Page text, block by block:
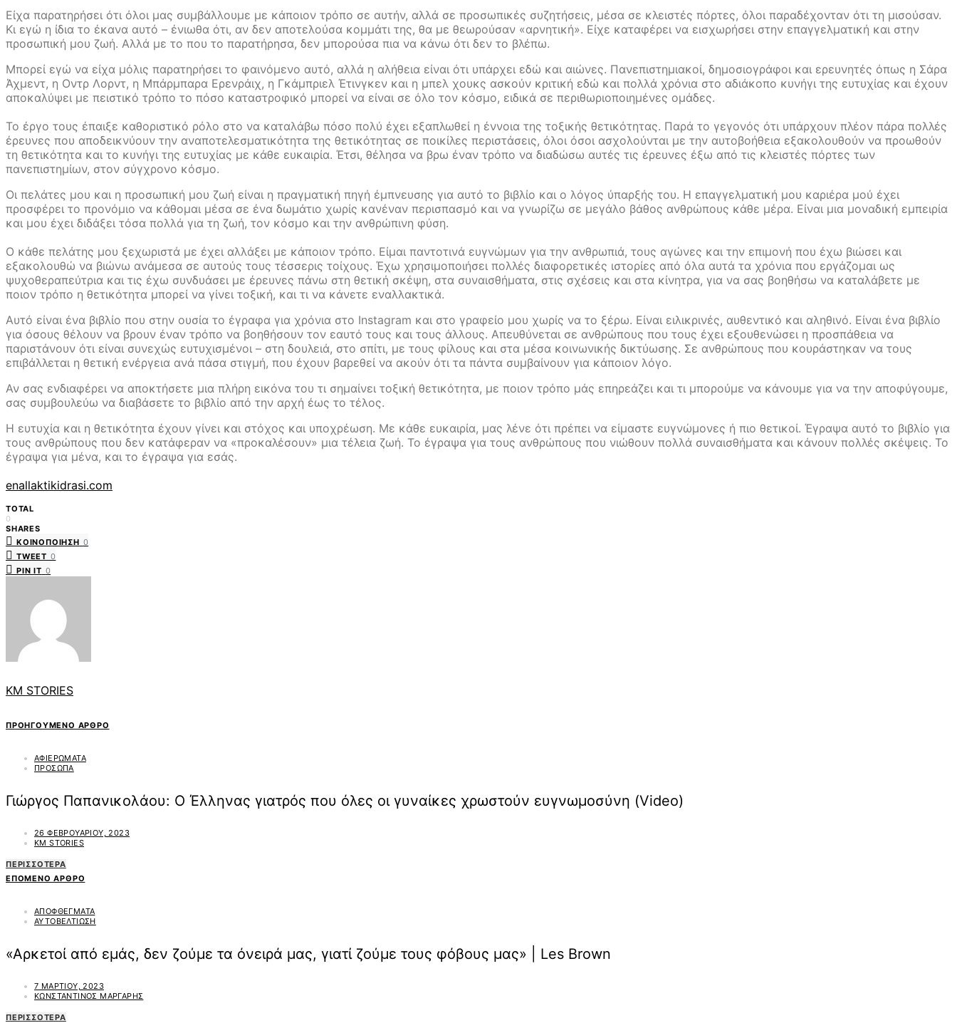
Είχα παρατηρήσει ότι όλοι μας συμβάλλουμε με κάποιον τρόπο σε αυτήν, αλλά σε προσωπικές συζητήσεις, μέσα σε κλειστές πόρτες, όλοι παραδέχονταν ότι τη μισούσαν.
Κι εγώ η ίδια το έκανα αυτό – ένιωθα ότι, αν δεν αποτελούσα κομμάτι της, θα με θεωρούσαν «αρνητική». Είχε καταφέρει να εισχωρήσει στην επαγγελματική και στην
προσωπική μου ζωή. Αλλά με το που το παρατήρησα, δεν μπορούσα πια να κάνω ότι δεν το βλέπω.
Μπορεί εγώ να είχα μόλις παρατηρήσει το φαινόμενο αυτό, αλλά η αλήθεια είναι ότι υπάρχει εδώ και αιώνες. Πανεπιστημιακοί, δημοσιογράφοι και ερευνητές όπως η Σάρα
Άχμεντ, η Οντρ Λορντ, η Μπάρμπαρα Ερενράιχ, η Γκάμπριελ Έτινγκεν και η μπελ χουκς ασκούν κριτική εδώ και πολλά χρόνια στο αδιάκοπο κυνήγι της ευτυχίας και έχουν
αποκαλύψει με πειστικό τρόπο το πόσο καταστροφικό μπορεί να είναι σε όλο τον κόσμο, ειδικά σε περιθωριοποιημένες ομάδες.
Το έργο τους έπαιξε καθοριστικό ρόλο στο να καταλάβω πόσο πολύ έχει εξαπλωθεί η έννοια της τοξικής θετικότητας. Παρά το γεγονός ότι υπάρχουν πλέον πάρα πολλές
έρευνες που αποδεικνύουν την αναποτελεσματικότητα της θετικότητας σε ποικίλες περιστάσεις, όλοι όσοι ασχολούνται με την αυτοβοήθεια εξακολουθούν να προωθούν
τη θετικότητα και το κυνήγι της ευτυχίας με κάθε ευκαιρία. Έτσι, θέλησα να βρω έναν τρόπο να διαδώσω αυτές τις έρευνες έξω από τις κλειστές πόρτες των
πανεπιστημίων, στον σύγχρονο κόσμο.
Οι πελάτες μου και η προσωπική μου ζωή είναι η πραγματική πηγή έμπνευσης για αυτό το βιβλίο και ο λόγος ύπαρξής του. Η επαγγελματική μου καριέρα μού έχει
προσφέρει το προνόμιο να κάθομαι μέσα σε ένα δωμάτιο χωρίς κανέναν περισπασμό και να γνωρίζω σε μεγάλο βάθος ανθρώπους κάθε μέρα. Είναι μια μοναδική εμπειρία
και μου έχει διδάξει τόσα πολλά για τη ζωή, τον κόσμο και την ανθρώπινη φύση.
Ο κάθε πελάτης μου ξεχωριστά με έχει αλλάξει με κάποιον τρόπο. Είμαι παντοτινά ευγνώμων για την ανθρωπιά, τους αγώνες και την επιμονή που έχω βιώσει και
εξακολουθώ να βιώνω ανάμεσα σε αυτούς τους τέσσερις τοίχους. Έχω χρησιμοποιήσει πολλές διαφορετικές ιστορίες από όλα αυτά τα χρόνια που εργάζομαι ως
ψυχοθεραπεύτρια και τις έχω συνδυάσει με έρευνες πάνω στη θετική σκέψη, στα συναισθήματα, στις σχέσεις και στα κίνητρα, για να σας βοηθήσω να καταλάβετε με
ποιον τρόπο η θετικότητα μπορεί να γίνει τοξική, και τι να κάνετε εναλλακτικά.
Αυτό είναι ένα βιβλίο που στην ουσία το έγραφα για χρόνια στο Instagram και στο γραφείο μου χωρίς να το ξέρω. Είναι ειλικρινές, αυθεντικό και αληθινό. Είναι ένα βιβλίο
για όσους θέλουν να βρουν έναν τρόπο να βοηθήσουν τον εαυτό τους και τους άλλους. Απευθύνεται σε ανθρώπους που τους έχει εξουθενώσει η προσπάθεια να
παριστάνουν ότι είναι συνεχώς ευτυχισμένοι – στη δουλειά, στο σπίτι, με τους φίλους και στα μέσα κοινωνικής δικτύωσης. Σε ανθρώπους που κουράστηκαν να τους
επιβάλλεται η θετική ενέργεια ανά πάσα στιγμή, που έχουν βαρεθεί να ακούν ότι τα πάντα συμβαίνουν για κάποιον λόγο.
Αν σας ενδιαφέρει να αποκτήσετε μια πλήρη εικόνα του τι σημαίνει τοξική θετικότητα, με ποιον τρόπο μάς επηρεάζει και τι μπορούμε να κάνουμε για να την αποφύγουμε,
σας συμβουλεύω να διαβάσετε το βιβλίο από την αρχή έως το τέλος.
Η ευτυχία και η θετικότητα έχουν γίνει και στόχος και υποχρέωση. Με κάθε ευκαιρία, μας λένε ότι πρέπει να είμαστε ευγνώμονες ή πιο θετικοί. Έγραψα αυτό το βιβλίο για
τους ανθρώπους που δεν κατάφεραν να «προκαλέσουν» μια τέλεια ζωή. Το έγραψα για τους ανθρώπους που νιώθουν πολλά συναισθήματα και κάνουν πολλές σκέψεις. Το
έγραψα για μένα, και το έγραψα για εσάς.
enallaktikidrasi.com
TOTAL
0
SHARES
ΚΟΙΝΟΠΟΊΗΣΗ 0
TWEET 0
PIN IT 0
KM STORIES
ΠΡΟΗΓΟΎΜΕΝΟ ΆΡΘΡΟ
ΑΦΙΕΡΩΜΑΤΑ
ΠΡΟΣΩΠΑ
Γιώργος Παπανικολάου: Ο Έλληνας γιατρός που όλες οι γυναίκες χρωστούν ευγνωμοσύνη (Video)
26 ΦΕΒΡΟΥΑΡΊΟΥ, 2023
KM STORIES
ΠΕΡΙΣΣΌΤΕΡΑ
ΕΠΌΜΕΝΟ ΆΡΘΡΟ
ΑΠΟΦΘΕΓΜΑΤΑ
ΑΥΤΟΒΕΛΤΙΩΣΗ
«Αρκετοί από εμάς, δεν ζούμε τα όνειρά μας, γιατί ζούμε τους φόβους μας» | Les Brown
7 ΜΑΡΤΊΟΥ, 2023
ΚΩΝΣΤΑΝΤΊΝΟΣ ΜΆΡΓΑΡΗΣ
ΠΕΡΙΣΣΌΤΕΡΑ